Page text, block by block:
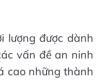
lượng được dành
vấn đề an ninh
cao những thành